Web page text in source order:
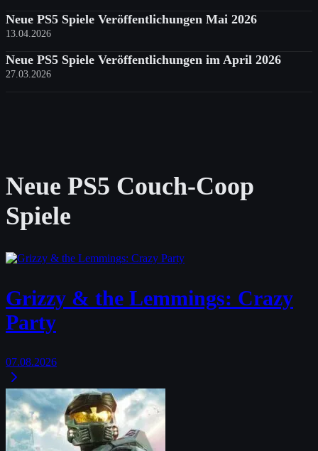
Neue PS5 Spiele Veröffentlichungen Mai 2026
13.04.2026
Neue PS5 Spiele Veröffentlichungen im April 2026
27.03.2026
Neue PS5 Couch-Coop
Spiele
Grizzy & the Lemmings: Crazy
Party
07.08.2026